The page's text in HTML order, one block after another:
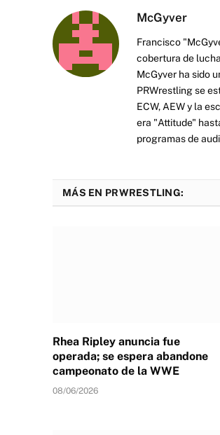
McGyver
Francisco
cobertura de
McGyver ha sido
PRWrestling se
ECW, AEW y la
era "Attitude"
programas de
MÁS EN PRWRESTLING:
Rhea Ripley anuncia fue
operada; se espera abandone
campeonato de la WWE
08/06/2026